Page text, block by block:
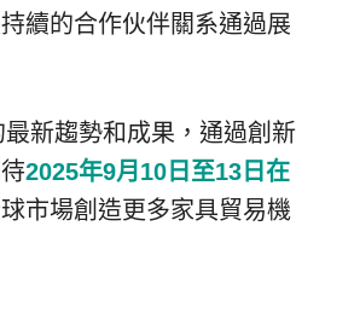
續的合作伙伴關系通過展
新趨勢和成果，通過創新
2025年9月10日至13日在
市場創造更多家具貿易機